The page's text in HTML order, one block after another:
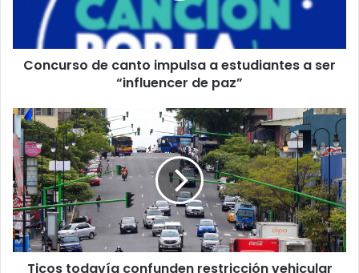
“influencer
deConcurso de canto impulsa a estudiantes a ser
“influencer de paz”
Ticos
todavía
confunden
restricción
vehicular
con
la
sanitaria
Ticos todavía confunden restricción vehicular